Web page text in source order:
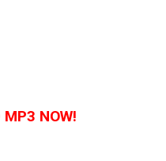
MP3 NOW!